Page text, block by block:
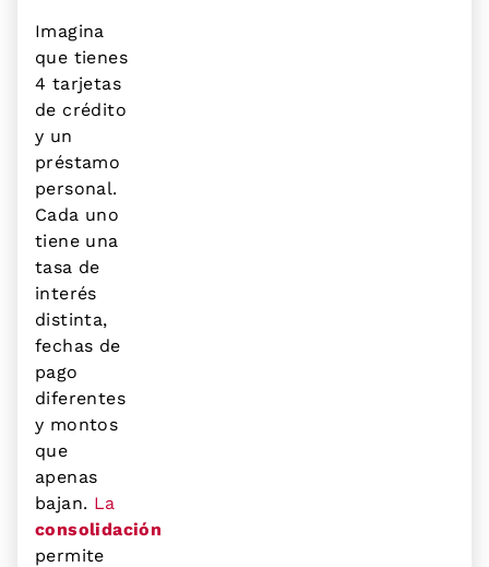
Imagina
que tienes
4 tarjetas
de crédito
y un
préstamo
personal.
Cada uno
tiene una
tasa de
interés
distinta,
fechas de
pago
diferentes
y montos
que
apenas
bajan. La
consolidación
permite